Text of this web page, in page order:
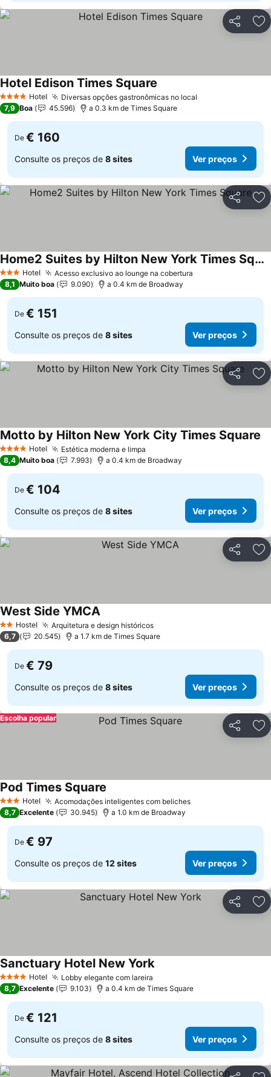
Partilhar
4 EstrelasHotel Diversas opções gastronômicas no local
Hotel Edison Times Square
7,9 Boa 45.596 a 0.3 km de Times Square
De € 160
Consulte os preços de 8 sites Ver preços
Partilhar
3 EstrelasHotel Acesso exclusivo ao lounge na cobertura
Home2 Suites by Hilton New York Times Square
Ver preços
8,1 Muito boa 9.090 a 0.4 km de Broadway
De € 151
Consulte os preços de 8 sites Ver preços
Partilhar
4 EstrelasHotel Estética moderna e limpa
Motto by Hilton New York City Times Square
8,4 Muito boa 7.993 a 0.4 km de Broadway
De € 104
Consulte os preços de 8 sites Ver preços
Partilhar
2 Estrelas
Hostel Arquitetura e design históricosVer preços
West Side YMCAVer preços
6,7 20.545 a 1.7 km de Times Square
De € 79
Consulte os preços de 8 sites Ver preços
Partilhar
Escolha popular
3 EstrelasHotel Acomodações inteligentes com belichesVer preços
Pod Times Square
8,7 Excelente 30.945 a 1.0 km de Broadway
De € 97
Consulte os preços de 12 sites Ver preços
Partilhar
4 EstrelasHotel Lobby elegante com lareira
Sanctuary Hotel New YorkVer preços
8,7 Excelente 9.103 a 0.4 km de Times Square
De € 121
Consulte os preços de 8 sites Ver preços